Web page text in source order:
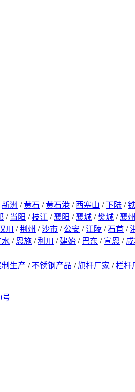
新洲 /黄石 /黄石港 / 西塞山 /下陆 /
/ 当阳 /枝江 /襄阳 /襄城 /樊城 /襄州
川 /荆州 /沙市 / 公安 / 江陵 /石首 /
水 / 恩施 /利川 / 建始 / 巴东 / 宣恩 /
生产 / 不锈钢产品 /旗杆厂家 /栏杆
号